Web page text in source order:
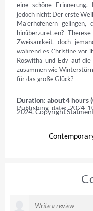
eine schöne
jedoch nicht: Der erste
Maierhofenern
hinüberzuretten?
Zweisamkeit, doch
während es Christine vor
Roswitha und Edy auf
zusammen wie
für das große Glück?
Duration: about 4 hours
Publishing date: 2024-
2024. Copyright